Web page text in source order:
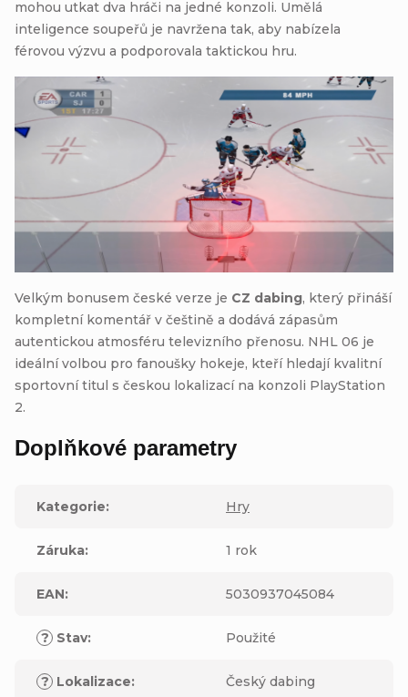
mohou utkat dva hráči na jedné konzoli. Umělá
inteligence soupeřů je navržena tak, aby nabízela
férovou výzvu a podporovala taktickou hru.
Velkým bonusem české verze je CZ dabing, který přináší
kompletní komentář v češtině a dodává zápasům
autentickou atmosféru televizního přenosu. NHL 06 je
ideální volbou pro fanoušky hokeje, kteří hledají kvalitní
sportovní titul s českou lokalizací na konzoli PlayStation
2.
Doplňkové parametry
Kategorie: Hry
Záruka: 1 rok
EAN: 5030937045084
? Stav: Použité
? Lokalizace: Český dabing